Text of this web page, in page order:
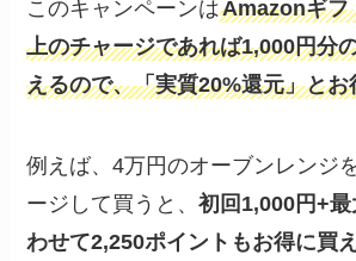
このキャンペーンはAmazonギフ
上のチャージであれば1,000円分
えるので、「実質20%還元」とお
例えば、4万円のオーブンレンジ
ージして買うと、初回1,000円+
わせて2,250ポイントもお得に買